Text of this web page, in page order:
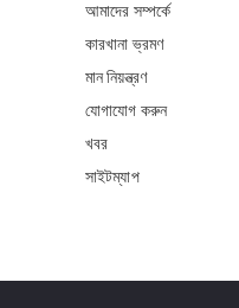
আমাদের সম্পর্কে
কারখানা ভ্রমণ
মান নিয়ন্ত্রণ
যোগাযোগ করুন
খবর
সাইটম্যাপ